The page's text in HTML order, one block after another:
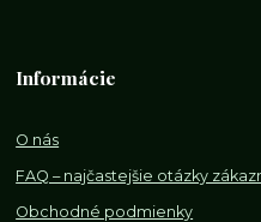
Informácie
O nás
FAQ – najčastejšie otázky
Obchodné podmienky